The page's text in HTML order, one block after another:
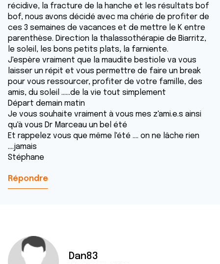
récidive, la fracture de la hanche et les résultats bof
bof, nous avons décidé avec ma chérie de profiter de
ces 3 semaines de vacances et de mettre le K entre
parenthèse. Direction la thalassothérapie de Biarritz,
le soleil, les bons petits plats, la farniente.
J'espère vraiment que la maudite bestiole va vous
laisser un répit et vous permettre de faire un break
pour vous ressourcer, profiter de votre famille, des
amis, du soleil ......de la vie tout simplement
Départ demain matin
Je vous souhaite vraiment à vous mes z'ami.e.s ainsi
qu'à vous Dr Marceau un bel été
Et rappelez vous que même l'été .... on ne lâche rien
....jamais
Stéphane
Répondre
Dan83